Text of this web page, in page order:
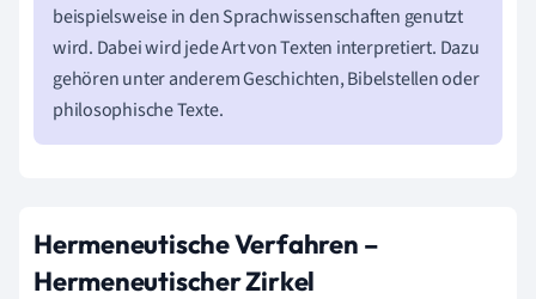
beispielsweise in den Sprachwissenschaften genutzt
wird. Dabei wird jede Art von Texten interpretiert. Dazu
gehören unter anderem Geschichten, Bibelstellen oder
philosophische Texte.
Hermeneutische Verfahren –
Hermeneutischer Zirkel